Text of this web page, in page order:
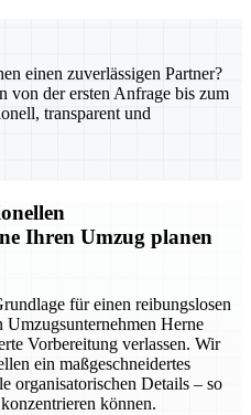
einen zuverlässigen Partner?
von der ersten Anfrage bis zum
transparent und
Ihren Umzug planen
für einen reibungslosen
Herne
Vorbereitung verlassen. Wir
ein maßgeschneidertes
organisatorischen Details – so
können.